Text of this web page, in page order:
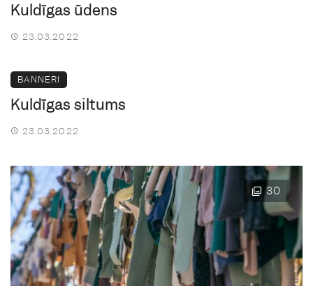
Kuldīgas ūdens
23.03.2022
BANNERI
Kuldīgas siltums
23.03.2022
30